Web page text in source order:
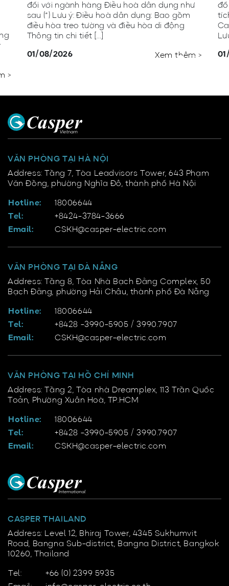
>
đối với ngành hàng Điều hoà dân dụng như
sau (*) Lưu ý: Điều hoà dân dụng: Bao gồm
điều hòa treo tường và điều hòa di động
Thông tin chi tiết […]
01/08/2026 Xem thêm >
VĂN PHÒNG TẠI HÀ NỘI
Address: Tầng 7, Tòa Leadvisors Tower, 643 Phạm
Văn Đồng, phường Nghĩa Đô, thành phố Hà Nội
Hotline:
18006644
Tel:
+8424-3784-3666
Email:
CSKH@casper-electric.com
VĂN PHÒNG TẠI ĐÀ NẴNG
Address: Tầng 8, Tòa Nhà Bạch Đằng Complex, 50
Bạch Đằng, phường Hải Châu, thành phố Đà Nẵng
Hotline:
18006644
Tel:
+8428 -3990-5905 / 3990.7907
Email:
CSKH@casper-electric.com
VĂN PHÒNG TẠI HỒ CHÍ MINH
Address: Tầng 2, Tòa nhà Dreamplex, 113 Trần Quốc
Toản, Phường Xuân Hoà, TP.HCM
Hotline:
18006644
Tel:
+8428 -3990-5905 / 3990.7907
Email:
CSKH@casper-electric.com
CASPER THAILAND
Address: Level 12, Bhiraj Tower, 4345 Sukhumvit
Road, Bangna Sub-district, Bangna District, Bangkok
10260, Thailand
Tel:
+66 (0) 2399 5935